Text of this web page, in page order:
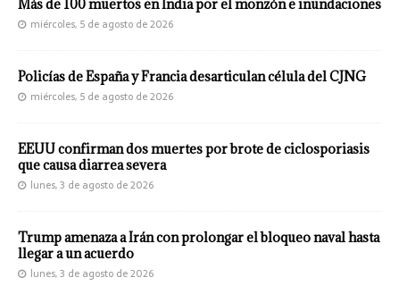
Más de 100 muertos en India por el monzón e inundaciones
miércoles, 5 de agosto de 2026
Policías de España y Francia desarticulan célula del CJNG
miércoles, 5 de agosto de 2026
EEUU confirman dos muertes por brote de ciclosporiasis
que causa diarrea severa
lunes, 3 de agosto de 2026
Trump amenaza a Irán con prolongar el bloqueo naval hasta
llegar a un acuerdo
lunes, 3 de agosto de 2026